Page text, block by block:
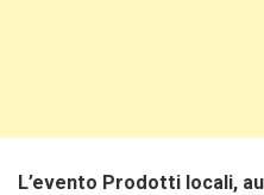
L’evento Prodotti locali,